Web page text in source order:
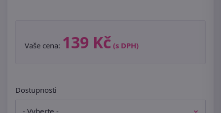
Vaše cena: 139 Kč (s DPH)
Dostupnosti